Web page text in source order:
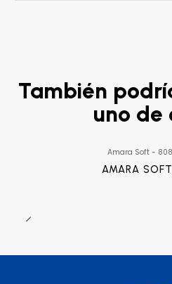
También
uno de
Amara Soft -
AMARA